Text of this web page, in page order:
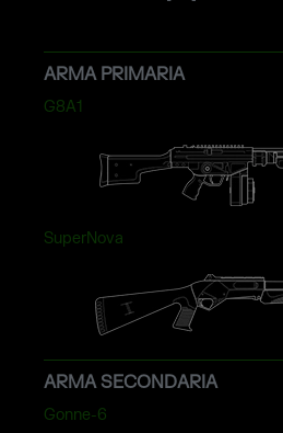
ARMA PRIMARIA
G8A1
SuperNova
ARMA SECONDARIA
Gonne-6